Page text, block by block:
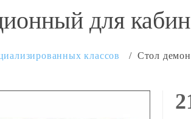
для
классов Стол